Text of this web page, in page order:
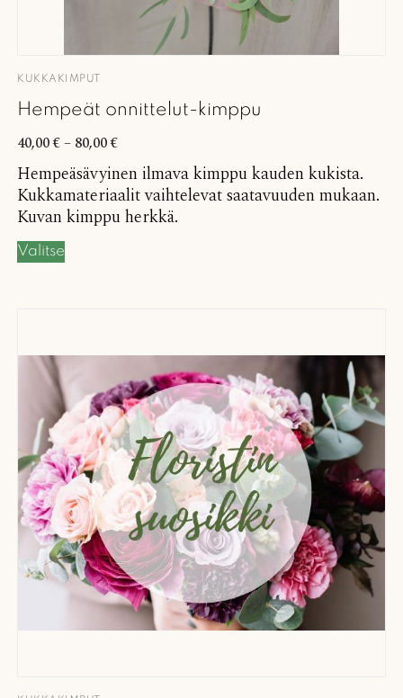
KUKKAKIMPUT
Hempeät onnittelut-kimppu
40,00€– 80,00€
Hempeäsävyinen ilmava kimppu kauden kukista.
Kukkamateriaalit vaihtelevat saatavuuden mukaan.
Kuvan kimppu herkkä.
Valitse